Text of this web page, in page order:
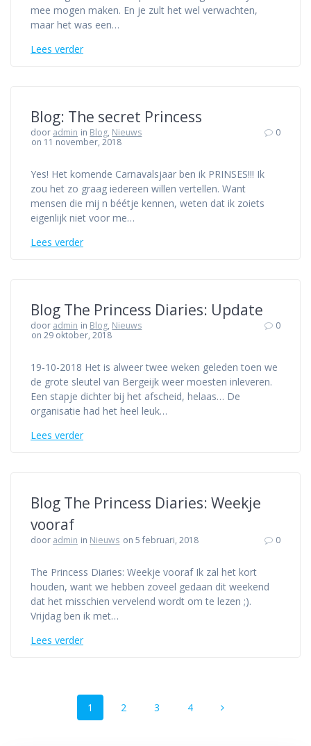
mee mogen maken. En je zult het wel verwachten,
maar het was een…
Lees verder
Blog: The secret Princess
door admin in Blog, Nieuws
on 11 november, 2018
0
Yes! Het komende Carnavalsjaar ben ik PRINSES!!! Ik
zou het zo graag iedereen willen vertellen. Want
mensen die mij n béétje kennen, weten dat ik zoiets
eigenlijk niet voor me…
Lees verder
Blog The Princess Diaries: Update
door admin in Blog, Nieuws
on 29 oktober, 2018
0
19-10-2018 Het is alweer twee weken geleden toen we
de grote sleutel van Bergeijk weer moesten inleveren.
Een stapje dichter bij het afscheid, helaas… De
organisatie had het heel leuk…
Lees verder
Blog The Princess Diaries: Weekje
vooraf
door admin in Nieuws on 5 februari, 2018 0
The Princess Diaries: Weekje vooraf Ik zal het kort
houden, want we hebben zoveel gedaan dit weekend
dat het misschien vervelend wordt om te lezen ;).
Vrijdag ben ik met…
Lees verder
Berichten
navigatie
Pagina
1 Pagina
2 Pagina
3 Pagina
4